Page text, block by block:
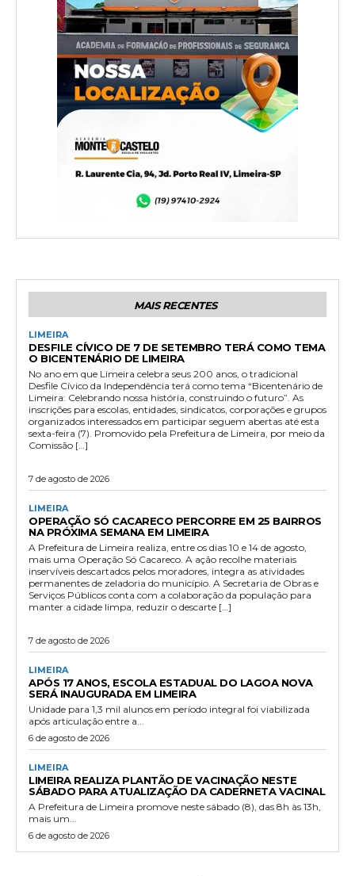
MAIS RECENTES
LIMEIRA
DESFILE CÍVICO DE 7 DE SETEMBRO TERÁ COMO TEMA
O BICENTENÁRIO DE LIMEIRA
No ano em que Limeira celebra seus 200 anos, o tradicional
Desfile Cívico da Independência terá como tema “Bicentenário de
Limeira: Celebrando nossa história, construindo o futuro”. As
inscrições para escolas, entidades, sindicatos, corporações e grupos
organizados interessados em participar seguem abertas até esta
sexta-feira (7). Promovido pela Prefeitura de Limeira, por meio da
Comissão […]
7 de agosto de 2026
LIMEIRA
OPERAÇÃO SÓ CACARECO PERCORRE EM 25 BAIRROS
NA PRÓXIMA SEMANA EM LIMEIRA
A Prefeitura de Limeira realiza, entre os dias 10 e 14 de agosto,
mais uma Operação Só Cacareco. A ação recolhe materiais
inservíveis descartados pelos moradores, integra as atividades
permanentes de zeladoria do município. A Secretaria de Obras e
Serviços Públicos conta com a colaboração da população para
manter a cidade limpa, reduzir o descarte […]
7 de agosto de 2026
LIMEIRA
APÓS 17 ANOS, ESCOLA ESTADUAL DO LAGOA NOVA
SERÁ INAUGURADA EM LIMEIRA
Unidade para 1,3 mil alunos em período integral foi viabilizada
após articulação entre a...
6 de agosto de 2026
LIMEIRA
LIMEIRA REALIZA PLANTÃO DE VACINAÇÃO NESTE
SÁBADO PARA ATUALIZAÇÃO DA CADERNETA VACINAL
A Prefeitura de Limeira promove neste sábado (8), das 8h às 13h,
mais um...
6 de agosto de 2026